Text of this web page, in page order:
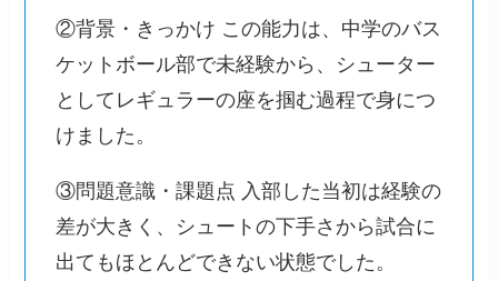
②背景・きっかけ この能力は、中学のバス
ケットボール部で未経験から、シューター
としてレギュラーの座を掴む過程で身につ
けました。
③問題意識・課題点 入部した当初は経験の
差が大きく、シュートの下手さから試合に
出てもほとんどできない状態でした。